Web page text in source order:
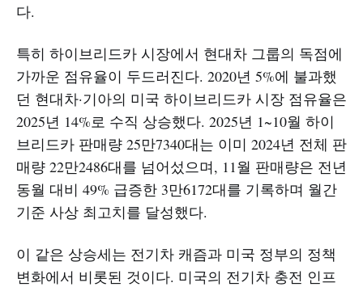
다.
특히 하이브리드카 시장에서 현대차 그룹의 독점에
가까운 점유율이 두드러진다. 2020년 5%에 불과했
던 현대차·기아의 미국 하이브리드카 시장 점유율은
2025년 14%로 수직 상승했다. 2025년 1~10월 하이
브리드카 판매량 25만7340대는 이미 2024년 전체 판
매량 22만2486대를 넘어섰으며, 11월 판매량은 전년
동월 대비 49% 급증한 3만6172대를 기록하며 월간
기준 사상 최고치를 달성했다.
이 같은 상승세는 전기차 캐즘과 미국 정부의 정책
변화에서 비롯된 것이다. 미국의 전기차 충전 인프